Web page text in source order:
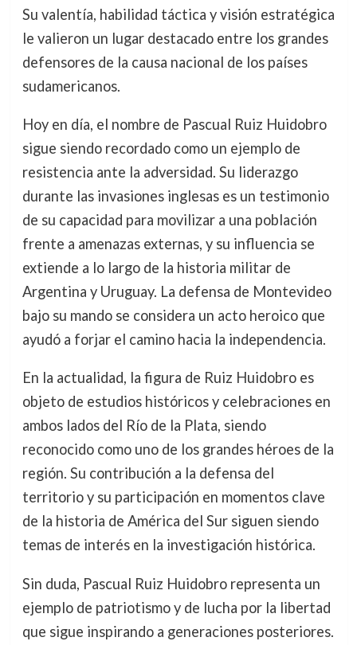
Su valentía, habilidad táctica y visión estratégica
le valieron un lugar destacado entre los grandes
defensores de la causa nacional de los países
sudamericanos.
Hoy en día, el nombre de Pascual Ruiz Huidobro
sigue siendo recordado como un ejemplo de
resistencia ante la adversidad. Su liderazgo
durante las invasiones inglesas es un testimonio
de su capacidad para movilizar a una población
frente a amenazas externas, y su influencia se
extiende a lo largo de la historia militar de
Argentina y Uruguay. La defensa de Montevideo
bajo su mando se considera un acto heroico que
ayudó a forjar el camino hacia la independencia.
En la actualidad, la figura de Ruiz Huidobro es
objeto de estudios históricos y celebraciones en
ambos lados del Río de la Plata, siendo
reconocido como uno de los grandes héroes de la
región. Su contribución a la defensa del
territorio y su participación en momentos clave
de la historia de América del Sur siguen siendo
temas de interés en la investigación histórica.
Sin duda, Pascual Ruiz Huidobro representa un
ejemplo de patriotismo y de lucha por la libertad
que sigue inspirando a generaciones posteriores.